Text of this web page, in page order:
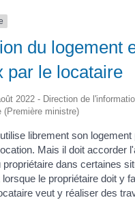
du logement
par le locataire
2022 - Direction de
(Première ministre)
librement son logement
Mais il doit accorder
propriétaire dans certaines
le propriétaire doit y
veut y réaliser des